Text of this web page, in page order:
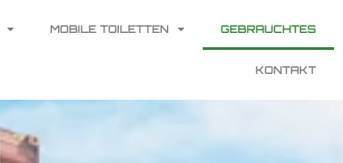
MOBILE TOILETTEN GEBRAUCHTES
KONTAKT